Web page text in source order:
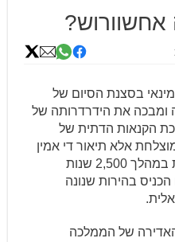
בסצנת הסיום של
ומבכה את הידרדרותה של
הקנאות הדתית של
אלא תיאור די אמין
למה שקרה לאימפריה הפרסית במהלך 2,500 שנות
בהירות שנונה
האדירה של הממלכה